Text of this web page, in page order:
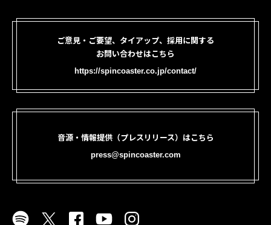
ご意見・ご要望、タイアップ、採用に関する
お問い合わせはこちら
https://spincoaster.co.jp/contact/
音源・情報提供（プレスリリース）はこちら
press@spincoaster.com